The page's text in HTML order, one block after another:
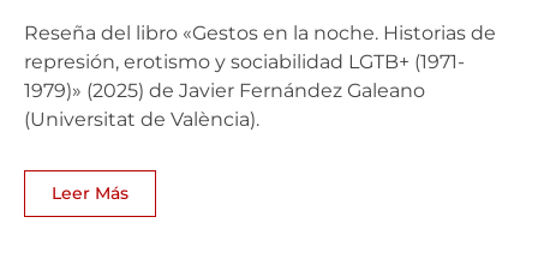
Reseña del libro «Gestos en la noche. Historias de
represión, erotismo y sociabilidad LGTB+ (1971-
1979)» (2025) de Javier Fernández Galeano
(Universitat de València).
Leer Más